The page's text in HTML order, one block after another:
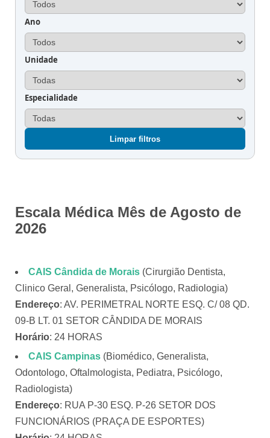
Ano
Unidade
Especialidade
Limpar filtros
Escala Médica Mês de Agosto de
2026
CAIS Cândida de Morais (Cirurgião Dentista,
Clinico Geral, Generalista, Psicólogo, Radiologia)
Endereço: AV. PERIMETRAL NORTE ESQ. C/ 08 QD.
09-B LT. 01 SETOR CÂNDIDA DE MORAIS
Horário: 24 HORAS
CAIS Campinas (Biomédico, Generalista,
Odontologo, Oftalmologista, Pediatra, Psicólogo,
Radiologista)
Endereço: RUA P-30 ESQ. P-26 SETOR DOS
FUNCIONÁRIOS (PRAÇA DE ESPORTES)